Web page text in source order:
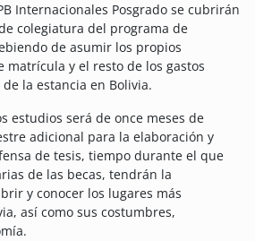
Internacionales Posgrado se cubrirán
colegiatura del programa de
de asumir los propios
matrícula y el resto de los gastos
la estancia en Bolivia.
estudios será de once meses de
adicional para la elaboración y
de tesis, tiempo durante el que
de las becas, tendrán la
y conocer los lugares más
así como sus costumbres,